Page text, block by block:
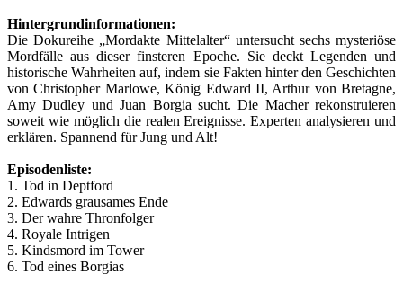
Hintergrundinformationen:
Die Dokureihe „Mordakte Mittelalter“ untersucht sechs mysteriöse
Mordfälle aus dieser finsteren Epoche. Sie deckt Legenden und
historische Wahrheiten auf, indem sie Fakten hinter den Geschichten
von Christopher Marlowe, König Edward II, Arthur von Bretagne,
Amy Dudley und Juan Borgia sucht. Die Macher rekonstruieren
soweit wie möglich die realen Ereignisse. Experten analysieren und
erklären. Spannend für Jung und Alt!
Episodenliste:
1. Tod in Deptford
2. Edwards grausames Ende
3. Der wahre Thronfolger
4. Royale Intrigen
5. Kindsmord im Tower
6. Tod eines Borgias